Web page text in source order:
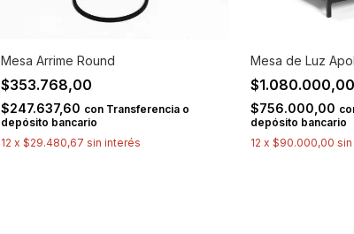
Mesa Arrime Round
$353.768,00
$247.637,60 con Transferencia o
depósito bancario
12 x$29.480,67 sin interés
Mesa de Luz
$1.080.000,00
$756.000,00
depósito bancario
12 x $90.000,00